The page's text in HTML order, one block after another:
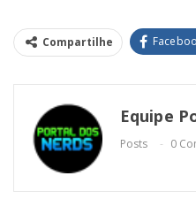
Compartilhe
Equipe
Posts
0